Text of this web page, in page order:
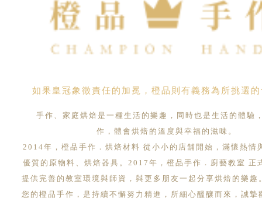
如果皇冠象徵責任的加冕，橙品則有義務為所挑選
手作、家庭烘焙是一種生活的樂趣，同時也是生活的體驗
作，體會烘焙的溫度與幸福的滋味。
2014年，橙品手作．烘焙材料 從小小的店舖開始，滿懷熱情
優質的原物料、烘焙器具。2017年，橙品手作．廚藝教室 正
提供完善的教室環境與師資，與更多朋友一起分享烘焙的樂趣
您的橙品手作，是持續不懈努力精進，所細心醞釀而來，誠摯